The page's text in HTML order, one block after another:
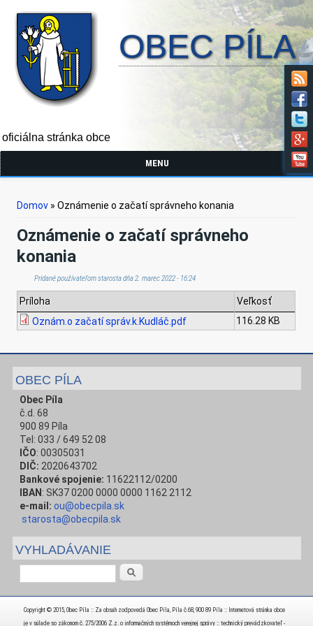
OBEC PÍLA
oficiálna stránka obce
MENU
Nachádzate sa tu
Domov » Oznámenie o začatí správneho konania
Oznámenie o začatí správneho
konania
Pridané používateľomstarostadňa 2. marec 2022 - 16:24
Príloha
Veľkosť
Oznám.o začatí správ.k.Kudláč.pdf
116.28 KB
OBEC PÍLA
Obec Píla
č.d. 68
900 89 Píla
Tel: 033 / 649 52 08
IČO: 00305031
DIČ: 2020643702
Bankové spojenie: 11622112/0200
IBAN : SK37 0200 0000 0000 1162 2112
e-mail: ou@obecpila.sk
starosta@obecpila.sk
VYHLADÁVANIE
Copyright © 2015, Obec Píla :: Za obsah zodpovedá Obec Píla, Píla č.68, 900 89 Píla :: Internetová stránka obce
je v súlade so zákonom č. 275/2006 Z.z. o informačných systémoch verejnej správy :: technický prevádzkovateľ -